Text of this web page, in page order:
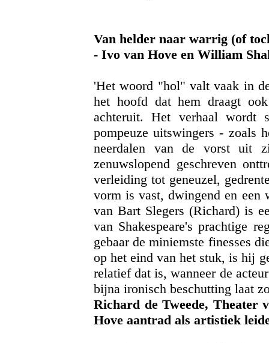
Van helder naar warrig (of
- Ivo van Hove en William
'Het woord "hol" valt vaak in
het hoofd dat hem draagt
achteruit. Het verhaal wordt
pompeuze uitswingers - zoals
neerdalen van de vorst uit
zenuwslopend geschreven
verleiding tot geneuzel,
vorm is vast, dwingend en een
van Bart Slegers (Richard) is
van Shakespeare's prachtige
gebaar de miniemste finesses
op het eind van het stuk, is hij
relatief dat is, wanneer de
bijna ironisch beschutting laat
Richard de Tweede, Theater
Hove aantrad als artistiek